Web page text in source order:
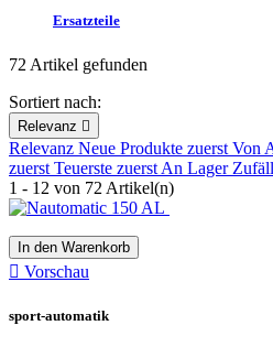
Manual 3
more... less
Schrittgurt
Nachrüstbar 20
nein 1
nein 1
Serienmässig
Ersatzteile
72 Artikel gefunden
Sortiert nach:
Relevanz 
Relevanz Neue Produkte zuerst Von
zuerst Teuerste zuerst An Lager
1 - 12 von 72 Artikel(n)
In den Warenkorb
 Vorschau
sport-automatik